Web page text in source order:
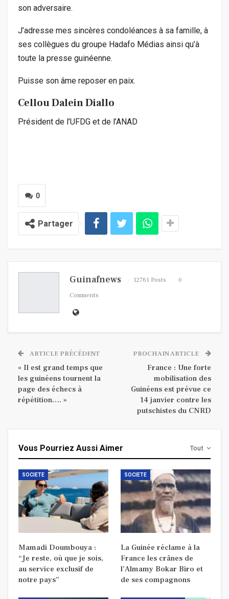
son adversaire.
J’adresse mes sincères condoléances à sa famille, à
ses collègues du groupe Hadafo Médias ainsi qu’à
toute la presse guinéenne.
Puisse son âme reposer en paix.
Cellou Dalein Diallo
Président de l’UFDG et de l’ANAD
0
Partager
Guinafnews 12761 Posts
0
Comments
ARTICLE PRÉCÉDENT
« Il est grand temps que
les guinéens tournent la
page des échecs à
répétition…. »
PROCHAIN ARTICLE
France : Une forte
mobilisation des
Guinéens est prévue ce
14 janvier contre les
putschistes du CNRD
Tout
Vous Pourriez Aussi Aimer
SOCIETE
Mamadi Doumbouya :
“Je reste, où que je sois,
au service exclusif de
notre pays”
SOCIETE
La Guinée réclame à la
France les crânes de
l’Almamy Bokar Biro et
de ses compagnons